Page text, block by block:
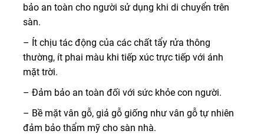
bảo an toàn cho người sử dụng khi di chuyển trên
sàn.
– Ít chịu tác động của các chất tẩy rửa thông
thường, ít phai màu khi tiếp xúc trực tiếp với ánh
mặt trời.
– Đảm bảo an toàn đối với sức khỏe con người.
– Bề mặt vân gỗ, giả gỗ giống như vân gỗ tự nhiên
đảm bảo thẩm mỹ cho sàn nhà.